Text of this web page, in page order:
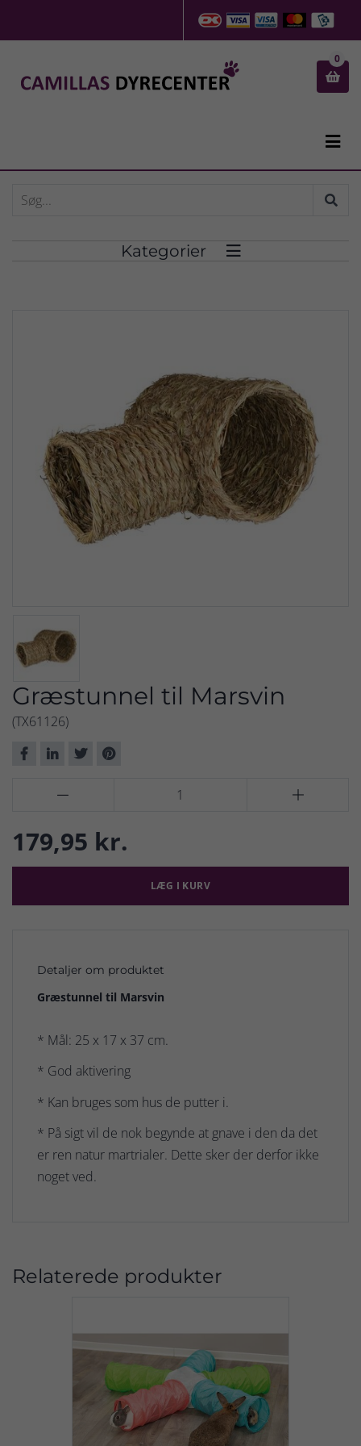

0

Kategorier 
Græstunnel til Marsvin
(TX61126)
 
179,95 kr.
LÆG I KURV
Detaljer om produktet
Græstunnel til Marsvin
* Mål: 25 x 17 x 37 cm.
* God aktivering
* Kan bruges som hus de putter i.
* På sigt vil de nok begynde at gnave i den da det
er ren natur martrialer. Dette sker der derfor ikke
noget ved.
Relaterede produkter